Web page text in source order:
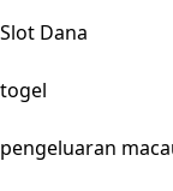
Slot Dana
togel
pengeluaran